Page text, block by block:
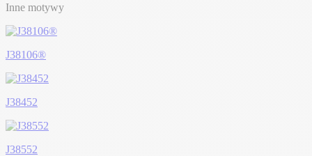
Inne motywy
J38106®
J38452
J38552